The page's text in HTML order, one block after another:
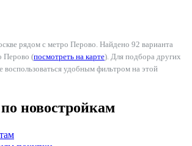
рядом с метро Перово. Найдено 92 варианта
Перово (посмотреть на карте). Для подбора других
удобным фильтром на этой
новостройкам